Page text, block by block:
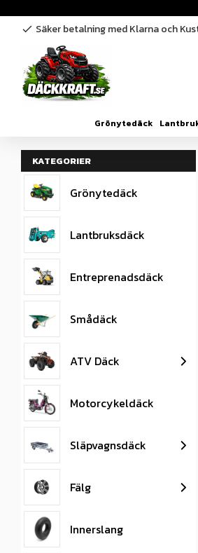
check Säker betalning med Klarna och
Grönytedäck
KATEGORIER
Grönytedäck
Lantbruksdäck
Entreprenadsdäck
Smådäck
ATV Däck
Motorcykeldäck
Släpvagnsdäck
Fälg
Innerslang